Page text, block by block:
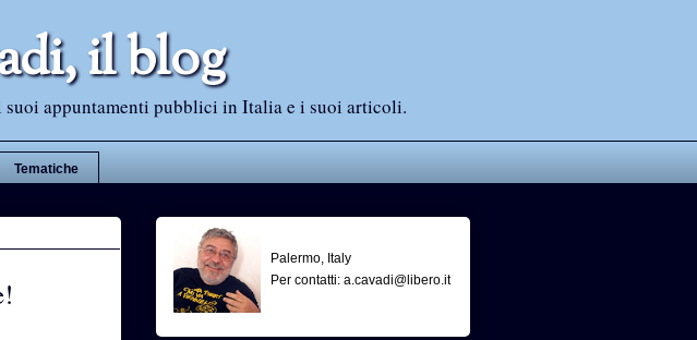
il blog
appuntamenti pubblici in Italia e i suoi articoli.
Tematiche
Palermo, Italy
Per contatti: a.cavadi@libero.it